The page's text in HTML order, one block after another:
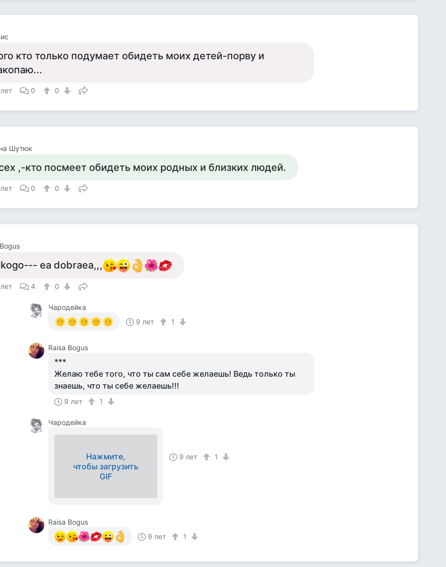
кто только подумает обидеть моих детей-порву и
0 0
Шутюк
,-кто посмеет обидеть моих родных и близких людей.
0 0
ea dobraea,,,
4 0
Чародейка
9 лет
1
Raisa Bogus
***
Желаю тебе того, что ты сам себе желаешь! Ведь только ты
знаешь, что ты себе желаешь!!!
9 лет 1
Чародейка
Нажмите,
чтобы загрузить
GIF
9 лет 1
Raisa Bogus
9 лет
1